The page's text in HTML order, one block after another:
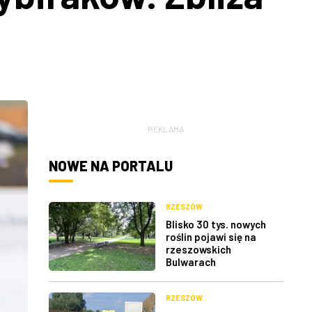
REKLAMA
NOWE NA PORTALU
RZESZÓW
Blisko 30 tys. nowych
roślin pojawi się na
rzeszowskich
Bulwarach
RZESZÓW